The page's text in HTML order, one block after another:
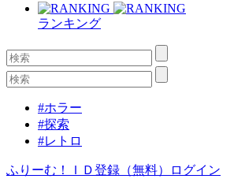
ランキング
#ホラー
#探索
#レトロ
ふりーむ！ＩＤ登録（無料） ログイン